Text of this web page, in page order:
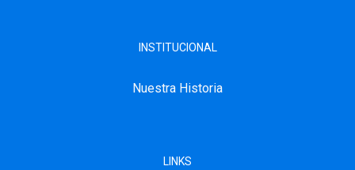
INSTITUCIONAL
Nuestra Historia
LINKS